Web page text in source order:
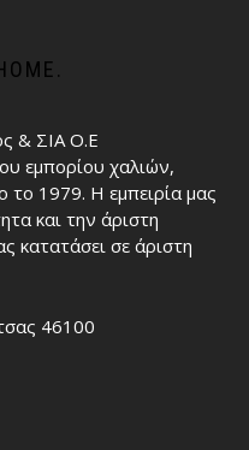
& ΣΙΑ Ο.Ε
εμπορίου χαλιών,
το 1979. Η εμπειρία μας
και την άριστη
κατατάσει σε άριστη
46100